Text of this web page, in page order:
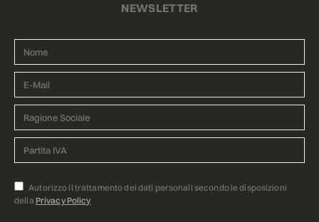
NEWSLETTER
Autorizzo il trattamento dei dati personali secondo le disposizioni
della Privacy Policy